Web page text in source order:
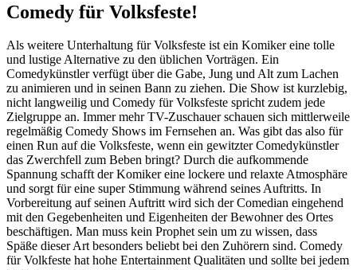
Comedy für Volksfeste!
Als weitere Unterhaltung für Volksfeste ist ein Komiker eine tolle
und lustige Alternative zu den üblichen Vorträgen. Ein
Comedykünstler verfügt über die Gabe, Jung und Alt zum Lachen
zu animieren und in seinen Bann zu ziehen. Die Show ist kurzlebig,
nicht langweilig und Comedy für Volksfeste spricht zudem jede
Zielgruppe an. Immer mehr TV-Zuschauer schauen sich mittlerweile
regelmäßig Comedy Shows im Fernsehen an. Was gibt das also für
einen Run auf die Volksfeste, wenn ein gewitzter Comedykünstler
das Zwerchfell zum Beben bringt? Durch die aufkommende
Spannung schafft der Komiker eine lockere und relaxte Atmosphäre
und sorgt für eine super Stimmung während seines Auftritts. In
Vorbereitung auf seinen Auftritt wird sich der Comedian eingehend
mit den Gegebenheiten und Eigenheiten der Bewohner des Ortes
beschäftigen. Man muss kein Prophet sein um zu wissen, dass
Späße dieser Art besonders beliebt bei den Zuhörern sind. Comedy
für Volkfeste hat hohe Entertainment Qualitäten und sollte bei jedem